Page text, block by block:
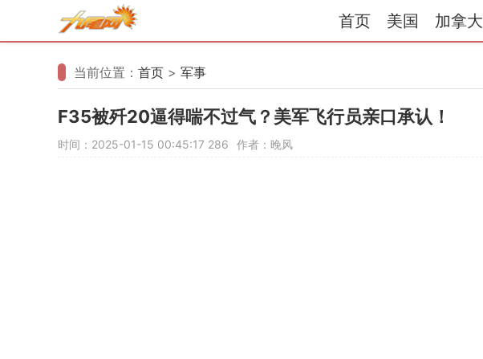
首页 美国 加拿大
当前位置： 首页 > 军事
F35被歼20逼得喘不过气？美军飞行员亲口承认！
时间：2025-01-15 00:45:17 286 作者：晚风